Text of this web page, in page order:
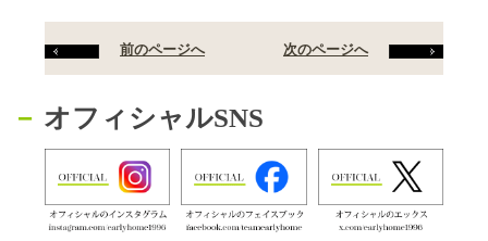
次のページへ
前のページへ
オフィシャルSNS